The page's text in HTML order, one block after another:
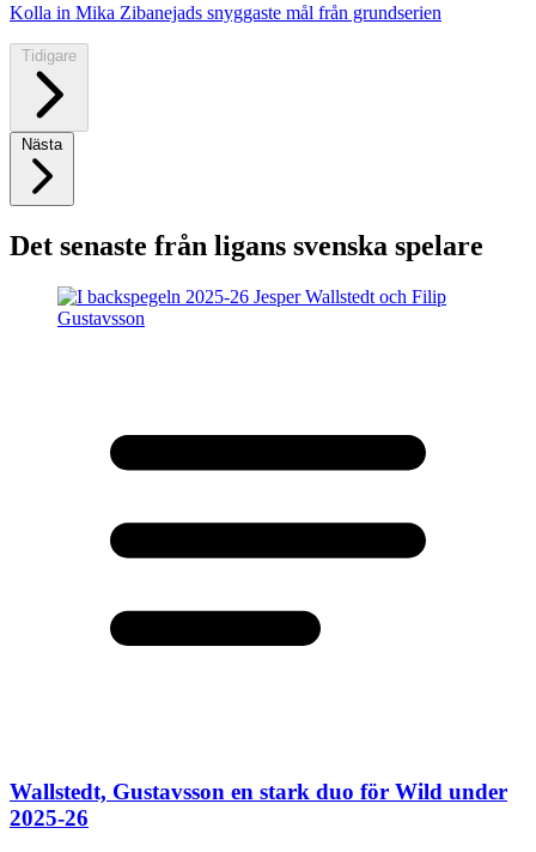
Kolla in Mika Zibanejads snyggaste mål från grundserien
Tidigare
Nästa
Det senaste från ligans svenska spelare
Wallstedt, Gustavsson en stark duo för Wild under
2025-26